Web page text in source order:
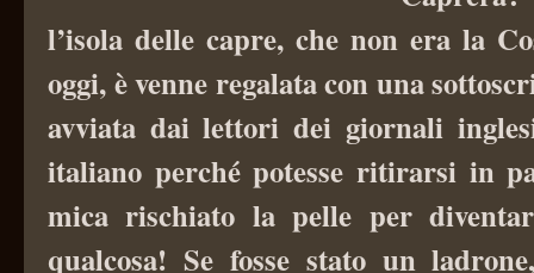
l’isola delle capre, che non era la
oggi, è venne regalata con una
avviata dai lettori dei giornali
italiano perché potesse ritirarsi in
mica rischiato la pelle per
qualcosa! Se fosse stato un